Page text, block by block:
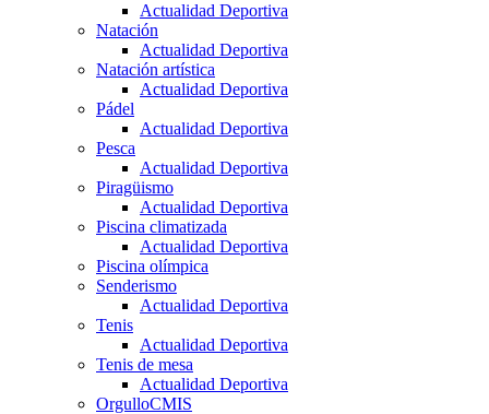
Actualidad Deportiva
Natación
Actualidad Deportiva
Natación artística
Actualidad Deportiva
Pádel
Actualidad Deportiva
Pesca
Actualidad Deportiva
Piragüismo
Actualidad Deportiva
Piscina climatizada
Actualidad Deportiva
Piscina olímpica
Senderismo
Actualidad Deportiva
Tenis
Actualidad Deportiva
Tenis de mesa
Actualidad Deportiva
OrgulloCMIS